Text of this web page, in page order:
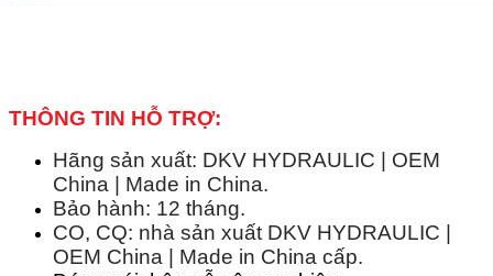
THÔNG TIN HỖ TRỢ:
Hãng sản xuất: DKV HYDRAULIC | OEM
China | Made in China.
Bảo hành: 12 tháng.
CO, CQ: nhà sản xuất DKV HYDRAULIC |
OEM China | Made in China cấp.